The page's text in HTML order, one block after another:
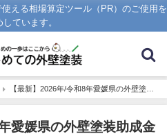
える相場算定ツール（PR）のご使用を
しています。
【最新】2026年/令和8年愛媛県の外壁塗装
愛媛県の外壁塗装助成金